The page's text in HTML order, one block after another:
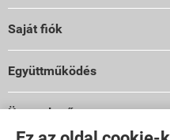
Saját fiók
Együttműködés
Üzemeltető